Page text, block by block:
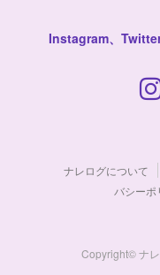
Instagram、
ナレログについて
バシーポ
Copyright© ナ